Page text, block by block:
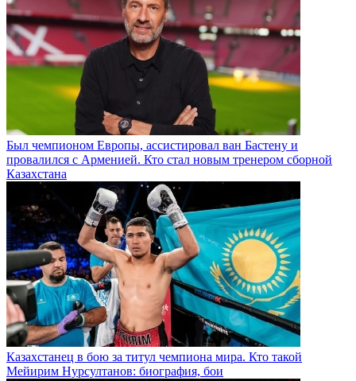
Был чемпионом Европы, ассистировал ван Бастену и
провалился с Арменией. Кто стал новым тренером сборной
Казахстана
Казахстанец в бою за титул чемпиона мира. Кто такой
Мейирим Нурсултанов: биография, бои